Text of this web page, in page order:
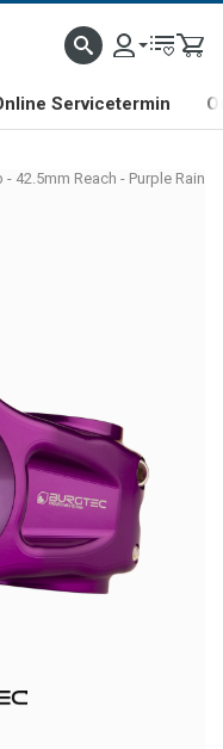
SHOP & SHOWROOM IN
Servicetermin
42.5mm Reach - Purple Rain